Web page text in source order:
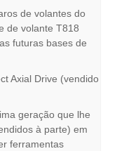
de volantes do
de volante T818
futuras bases de
Axial Drive (vendido
geração que lhe
à parte) em
ferramentas